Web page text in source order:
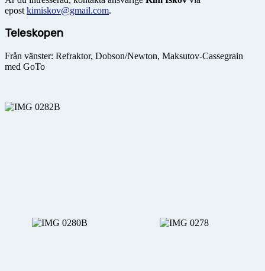
epost kimiskov@gmail.com.
Teleskopen
Från vänster: Refraktor, Dobson/Newton, Maksutov-Cassegrain
med GoTo